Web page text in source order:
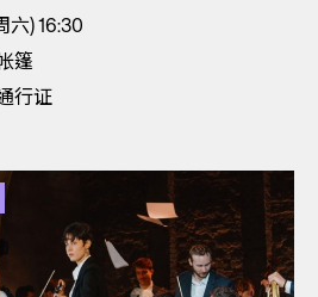
六) 16:30
篷
行证